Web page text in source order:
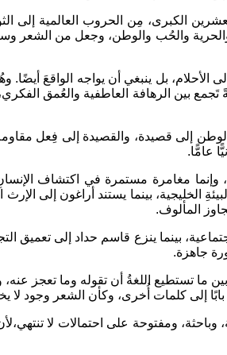
الكبرى، مِن الحروب العالمية إلى
والحرية والحُب والوطن، وجعل من الشعر
بل ينبغي أن يواجه الواقعَ أيضًا.
تَجمع بين الرهافة العاطفية والعُمق
إلى قصيدة، والقصيدة إلى فِعل
عامًّا.
مغامرة مستمرة في اكتشاف
بينما يستند أراغون إلى الإرث
المألوف.
بينما ينزع قاسم حداد إلى تعميق
جاهزة.
تستطيع اللغةُ أن تقوله وما تعجز عنه،
إلى كلمات أُخرى، وكأن الشعر وجود لا
ومفتوحة على احتمالات لا